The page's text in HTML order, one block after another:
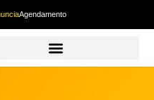
Agendamento